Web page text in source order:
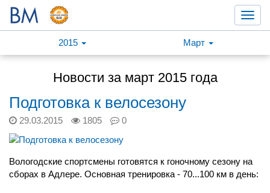
2015
Март
Новости за март 2015 года
Подготовка к велосезону
29.03.2015 1805 0
Вологодские спортсмены готовятся к гоночному сезону на
сборах в Адлере. Основная тренировка - 70...100 км в день: